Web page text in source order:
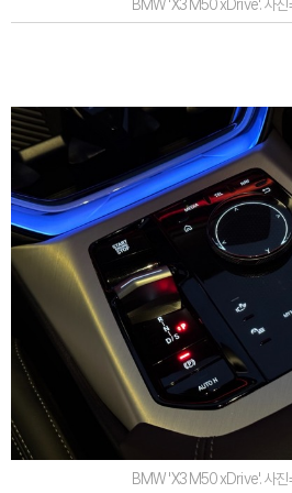
BMW 'X3 M50 xDrive'. 사진
BMW 'X3 M50 xDrive'. 사진